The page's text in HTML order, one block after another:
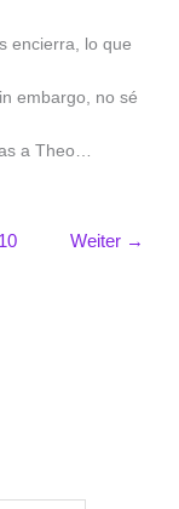
encierra, lo que
embargo, no sé
a Theo…
Weiter →